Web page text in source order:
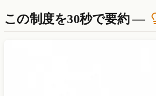
この制度を30秒で要約 —